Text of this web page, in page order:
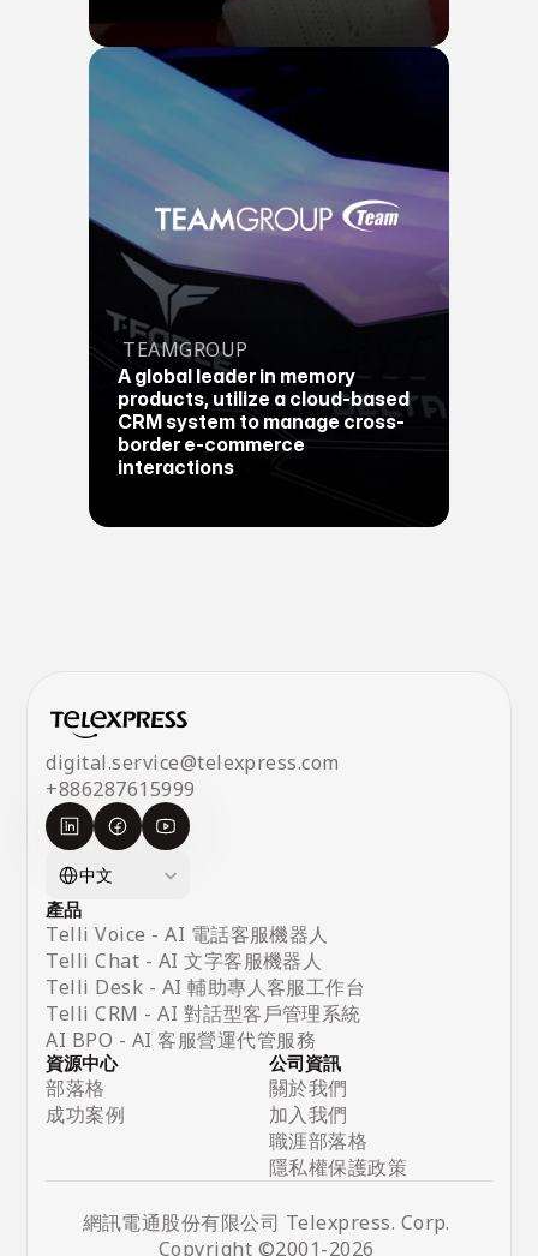
TEAMGROUP
A global leader in memory
products, utilize a cloud-based
CRM system to manage cross-
border e-commerce
interactions
digital.service@telexpress.com
+886287615999
中文
產品
Telli Voice - AI 電話客服機器人
Telli Chat - AI 文字客服機器人
Telli Desk - AI 輔助專人客服工作台
Telli CRM - AI 對話型客戶管理系統
AI BPO - AI 客服營運代管服務
資源中心
部落格
成功案例
公司資訊
關於我們
加入我們
職涯部落格
隱私權保護政策
網訊電通股份有限公司 Telexpress. Corp.
Copyright ©2001-2026